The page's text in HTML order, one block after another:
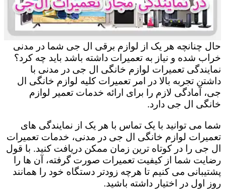
حال چنانچه هر یک از لوازم برقی ال جی شما در مدنی
خراب شده و نیاز به تعمیرات داشته باشد باید چه کرد؟
نمایندگی تعمیرات لوازم خانگی ال جی در مدنی با
داشتن تجربه بالا در امر تعمیرات کلیه لوازم خانگی ال
جی، آمادگی لازم را برای ارائه خدمات تعمیر لوازم
خانگی ال جی دارد.
شما می توانید با یک تماس با هر یک از نمایندگی های
تعمیرات لوازم خانگی ال جی در مدنی، خدمات تعمیرات
ال جی را در کوتاه ترین زمان ممکن دریافت کنید. با قول
رضایت شما از کیفیت تعمیرات صورت گرفته، آن ها را
پشتیبانی می کنیم تا هرچه زودتر دستگاه خود را همانند
روز اول در اختیار داشته باشید.